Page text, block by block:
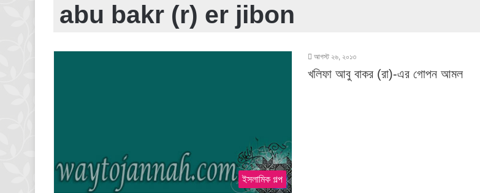
abu bakr (r) er jibon
ইসলামিক গল্প
আগস্ট ২৬, ২০১৩
খলিফা আবু বাকর (রা)-এর গোপন আমল